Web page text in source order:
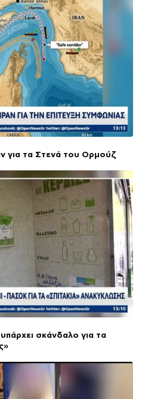
για τα Στενά του Ορμούζ
σκάνδαλο για τα